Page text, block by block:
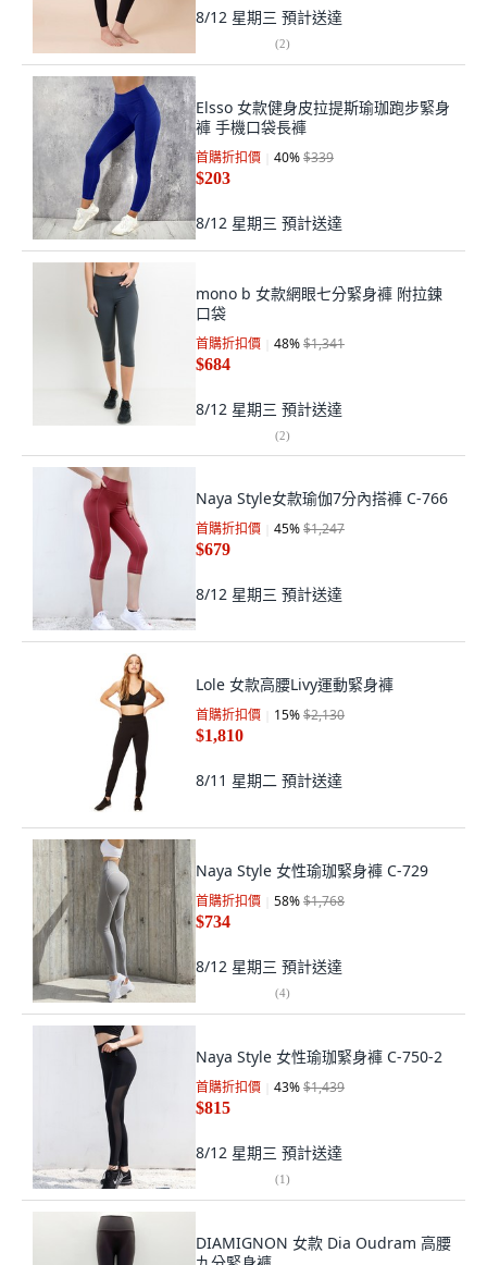
8/12 星期三 預計送達
(2)
Elsso 女款健身皮拉提斯瑜珈跑步緊身
褲 手機口袋長褲
首購折扣價 40%$339
$203
8/12 星期三 預計送達
mono b 女款網眼七分緊身褲 附拉鍊
口袋
首購折扣價 48%$1,341
$684
8/12 星期三 預計送達
(2)
Naya Style女款瑜伽7分內搭褲 C-766
首購折扣價 45%$1,247
$679
8/12 星期三 預計送達
Lole 女款高腰Livy運動緊身褲
首購折扣價 15%$2,130
$1,810
8/11 星期二 預計送達
Naya Style 女性瑜珈緊身褲 C-729
首購折扣價 58%$1,768
$734
8/12 星期三 預計送達
(4)
Naya Style 女性瑜珈緊身褲 C-750-2
首購折扣價 43%$1,439
$815
8/12 星期三 預計送達
(1)
DIAMIGNON 女款 Dia Oudram 高腰